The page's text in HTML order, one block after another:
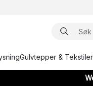
Gulvtepper & Tekstiler